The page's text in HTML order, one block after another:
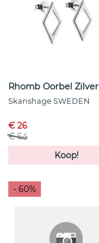
Rhomb Oorbel Zilver
Skanshage SWEDEN
€ 26
€ 64
Koop!
- 60%